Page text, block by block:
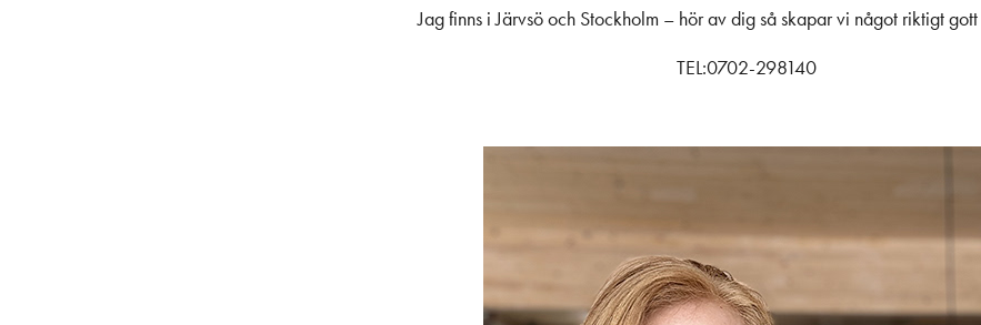
Jag finns i Järvsö och Stockholm – hör av dig så skapar vi något riktigt
TEL:0702-298140